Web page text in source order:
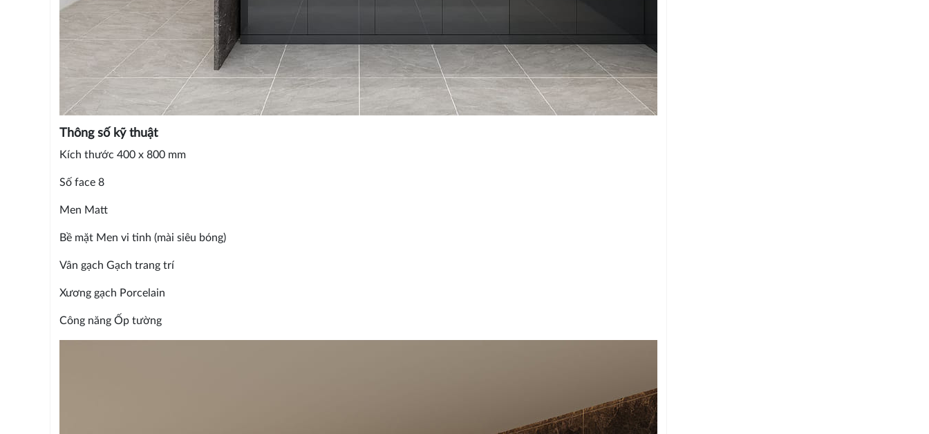
Thông số kỹ thuật
Kích thước 400 x 800 mm
Số face 8
Men Matt
Bề mặt Men vi tinh (mài siêu bóng)
Vân gạch Gạch trang trí
Xương gạch Porcelain
Công năng Ốp tường